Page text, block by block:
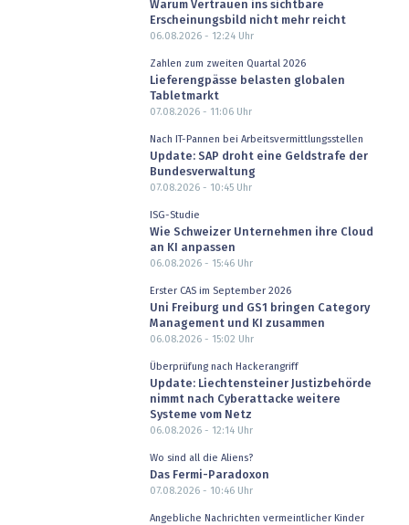
Warum Vertrauen ins sichtbare
Erscheinungsbild nicht mehr reicht
06.08.2026 - 12:24Uhr
Zahlen zum zweiten Quartal 2026
Lieferengpässe belasten globalen
Tabletmarkt
07.08.2026 - 11:06Uhr
Nach IT-Pannen bei Arbeitsvermittlungsstellen
Update: SAP droht eine Geldstrafe der
Bundesverwaltung
07.08.2026 - 10:45Uhr
ISG-Studie
Wie Schweizer Unternehmen ihre Cloud
an KI anpassen
06.08.2026 - 15:46Uhr
Erster CAS im September 2026
Uni Freiburg und GS1 bringen Category
Management und KI zusammen
06.08.2026 - 15:02 Uhr
Überprüfung nach Hackerangriff
Update: Liechtensteiner Justizbehörde
nimmt nach Cyberattacke weitere
Systeme vom Netz
06.08.2026 - 12:14Uhr
Wo sind all die Aliens?
Das Fermi-Paradoxon
07.08.2026 - 10:46Uhr
Angebliche Nachrichten vermeintlicher Kinder